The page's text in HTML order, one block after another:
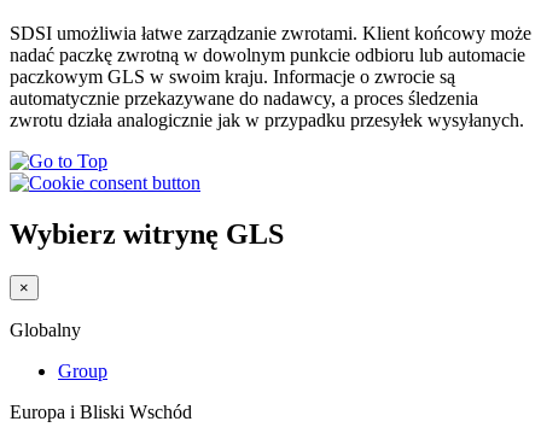
SDSI umożliwia łatwe zarządzanie zwrotami. Klient końcowy może
nadać paczkę zwrotną w dowolnym punkcie odbioru lub automacie
paczkowym GLS w swoim kraju. Informacje o zwrocie są
automatycznie przekazywane do nadawcy, a proces śledzenia
zwrotu działa analogicznie jak w przypadku przesyłek wysyłanych.
Wybierz witrynę GLS
×
Globalny
Group
Europa i Bliski Wschód